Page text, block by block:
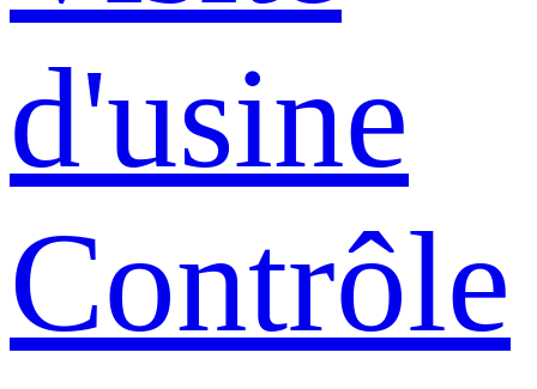
d'usine
Contrôle